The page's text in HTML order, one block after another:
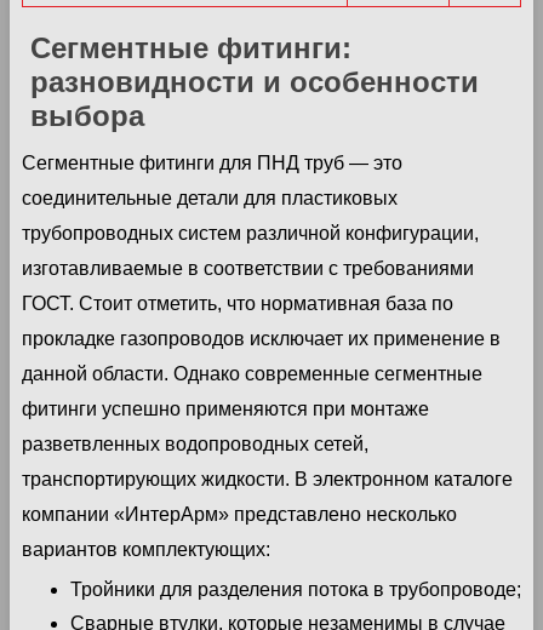
Сегментные фитинги:
разновидности и особенности
выбора
Сегментные фитинги для ПНД труб — это
соединительные детали для пластиковых
трубопроводных систем различной конфигурации,
изготавливаемые в соответствии с требованиями
ГОСТ. Стоит отметить, что нормативная база по
прокладке газопроводов исключает их применение в
данной области. Однако современные сегментные
фитинги успешно применяются при монтаже
разветвленных водопроводных сетей,
транспортирующих жидкости. В электронном каталоге
компании «ИнтерАрм» представлено несколько
вариантов комплектующих:
Тройники для разделения потока в трубопроводе;
Сварные втулки, которые незаменимы в случае